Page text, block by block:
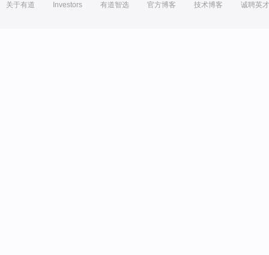
关于有道 Investors 有道智选 官方博客 技术博客 诚聘英才